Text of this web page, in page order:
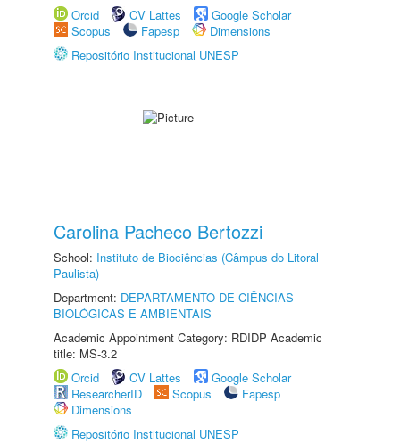
Orcid
CV Lattes
Google Scholar
Scopus
Fapesp
Dimensions
Repositório Institucional UNESP
Carolina Pacheco Bertozzi
School: Instituto de Biociências (Câmpus do Litoral
Paulista)
Department: DEPARTAMENTO DE CIÊNCIAS
BIOLÓGICAS E AMBIENTAIS
Academic Appointment Category: RDIDP Academic
title: MS-3.2
Orcid
CV Lattes
Google Scholar
ResearcherID
Scopus
Fapesp
Dimensions
Repositório Institucional UNESP